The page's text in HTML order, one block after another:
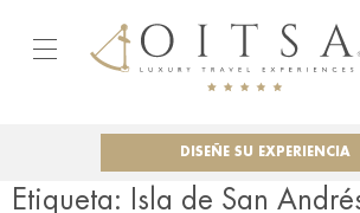
DISEÑE SU EXPERIENCIA
Etiqueta: Isla de San